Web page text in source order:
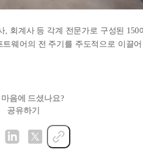
, 회계사 등 각계 전문가로 구성된 150
웨어의 전 주기를 주도적으로 이끌어
음에 드셨나요?
공유하기